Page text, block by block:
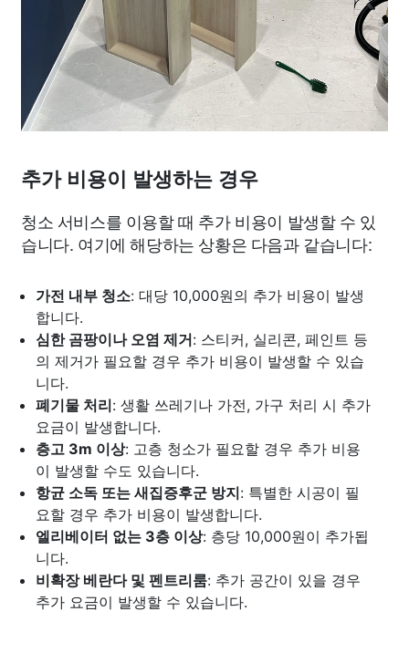
추가 비용이 발생하는 경우
청소 서비스를 이용할 때 추가 비용이 발생할 수 있
습니다. 여기에 해당하는 상황은 다음과 같습니다:
가전 내부 청소: 대당 10,000원의 추가 비용이 발생
합니다.
심한 곰팡이나 오염 제거: 스티커, 실리콘, 페인트 등
의 제거가 필요할 경우 추가 비용이 발생할 수 있습
니다.
폐기물 처리: 생활 쓰레기나 가전, 가구 처리 시 추가
요금이 발생합니다.
층고 3m 이상: 고층 청소가 필요할 경우 추가 비용
이 발생할 수도 있습니다.
항균 소독 또는 새집증후군 방지: 특별한 시공이 필
요할 경우 추가 비용이 발생합니다.
엘리베이터 없는 3층 이상: 층당 10,000원이 추가됩
니다.
비확장 베란다 및 펜트리룸: 추가 공간이 있을 경우
추가 요금이 발생할 수 있습니다.